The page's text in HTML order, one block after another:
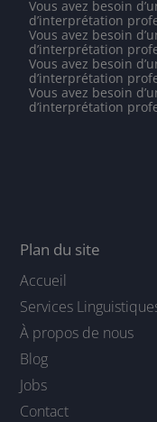
Vous avez besoin
d’interprétation
Vous avez besoin
d’interprétation
Vous avez besoin
d’interprétation
Vous avez besoin
d’interprétation
Plan du site
Accueil
Services
À propos de nous
Blog
Jobs
Contact